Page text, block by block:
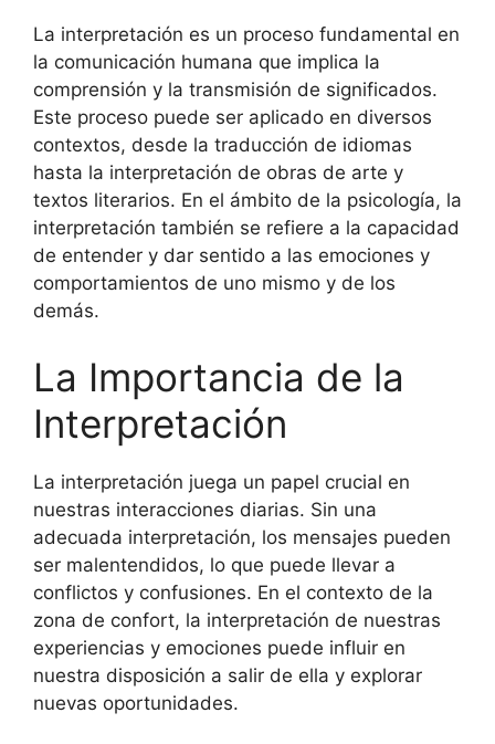
La interpretación es un proceso fundamental en
la comunicación humana que implica la
comprensión y la transmisión de significados.
Este proceso puede ser aplicado en diversos
contextos, desde la traducción de idiomas
hasta la interpretación de obras de arte y
textos literarios. En el ámbito de la psicología, la
interpretación también se refiere a la capacidad
de entender y dar sentido a las emociones y
comportamientos de uno mismo y de los
demás.
La Importancia de la
Interpretación
La interpretación juega un papel crucial en
nuestras interacciones diarias. Sin una
adecuada interpretación, los mensajes pueden
ser malentendidos, lo que puede llevar a
conflictos y confusiones. En el contexto de la
zona de confort, la interpretación de nuestras
experiencias y emociones puede influir en
nuestra disposición a salir de ella y explorar
nuevas oportunidades.